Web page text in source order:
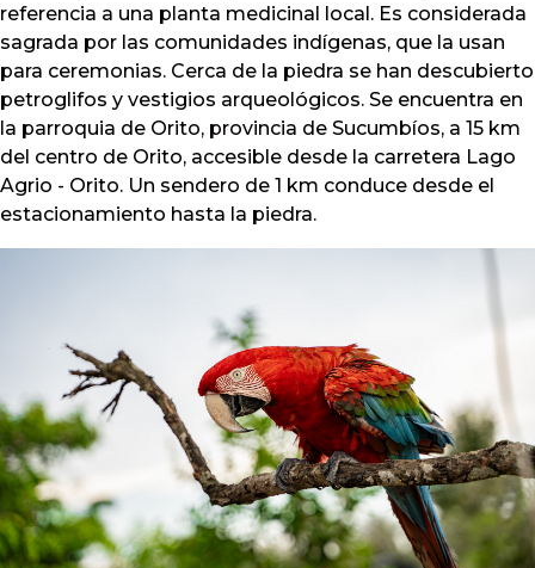
referencia a una planta medicinal local. Es considerada
sagrada por las comunidades indígenas, que la usan
para ceremonias. Cerca de la piedra se han descubierto
petroglifos y vestigios arqueológicos. Se encuentra en
la parroquia de Orito, provincia de Sucumbíos, a 15 km
del centro de Orito, accesible desde la carretera Lago
Agrio - Orito. Un sendero de 1 km conduce desde el
estacionamiento hasta la piedra.